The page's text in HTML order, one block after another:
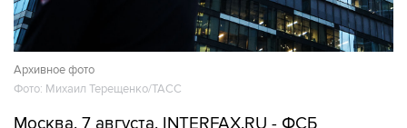
Архивное фото
Фото: Михаил Терещенко/ТАСС
Москва. 7 августа. INTERFAX.RU - ФСБ